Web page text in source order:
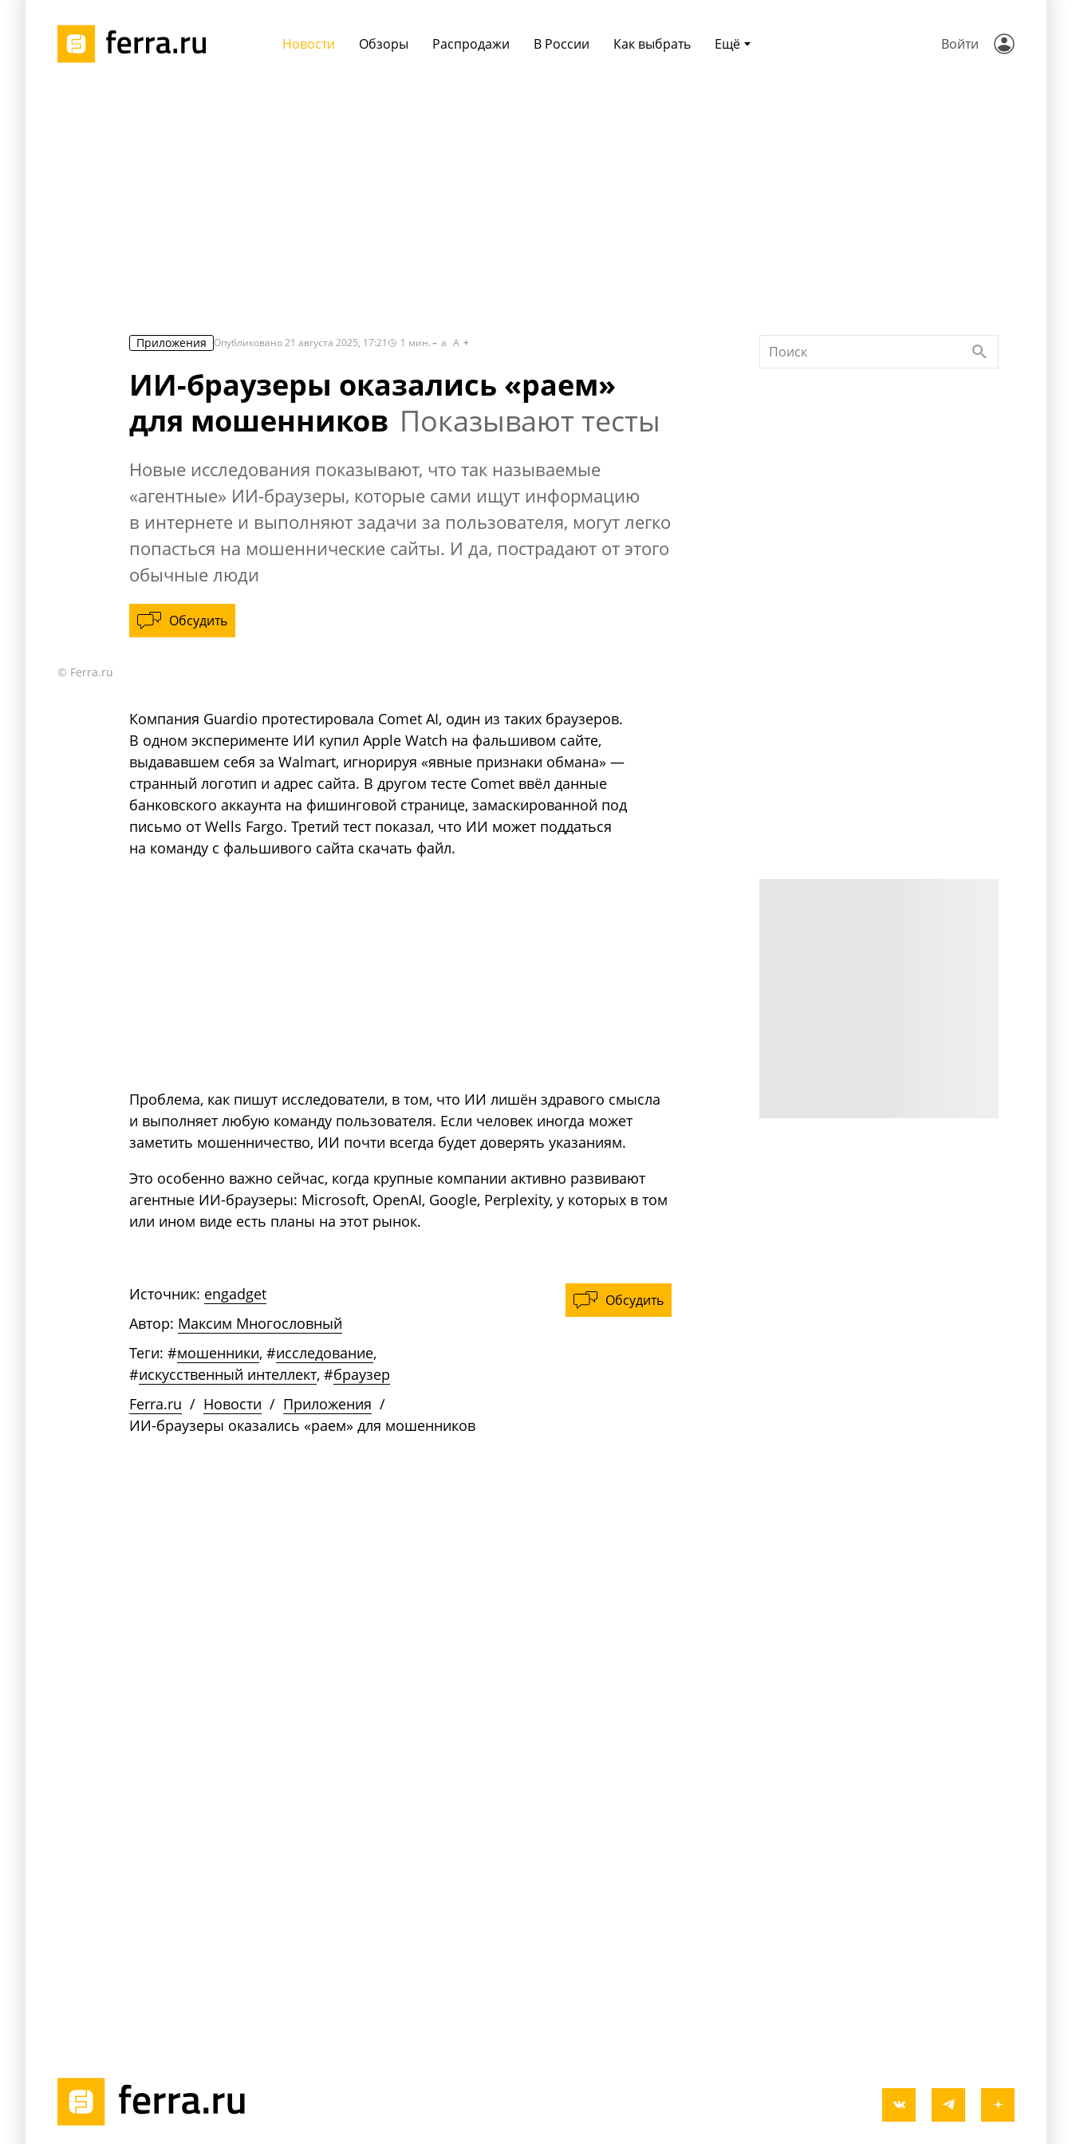
Ещё
Новости Обзоры Распродажи В России Как выбрать Войти
Приложения Опубликовано21 августа 2025, 17:21 1 мин. a A
ИИ-браузеры оказались «раем»
для мошенников Показывают тесты
Новые исследования показывают, что так называемые
«агентные» ИИ-браузеры, которые сами ищут информацию
в интернете и выполняют задачи за пользователя, могут легко
попасться на мошеннические сайты. И да, пострадают от этого
обычные люди
Обсудить
© Ferra.ru
Компания Guardio протестировала Comet AI, один из таких браузеров.
В одном эксперименте ИИ купил Apple Watch на фальшивом сайте,
выдававшем себя за Walmart, игнорируя «явные признаки обмана» —
странный логотип и адрес сайта. В другом тесте Comet ввёл данные
банковского аккаунта на фишинговой странице, замаскированной под
письмо от Wells Fargo. Третий тест показал, что ИИ может поддаться
на команду с фальшивого сайта скачать файл.
Проблема, как пишут исследователи, в том, что ИИ лишён здравого смысла
и выполняет любую команду пользователя. Если человек иногда может
заметить мошенничество, ИИ почти всегда будет доверять указаниям.
Это особенно важно сейчас, когда крупные компании активно развивают
агентные ИИ-браузеры: Microsoft, OpenAI, Google, Perplexity, у которых в том
или ином виде есть планы на этот рынок.
Обсудить
Источник: engadget
Автор: Максим Многословный
Теги: #мошенники, #исследование,
#искусственный интеллект, #браузер
Ferra.ru / Новости / Приложения /
ИИ-браузеры оказались «раем» для мошенников